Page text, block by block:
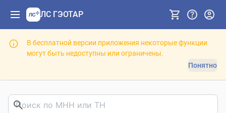
ЛС ГЭОТАР
В бесплатной версии приложения некоторые функции
могут быть недоступны или ограничены.
Понятно
Риски фармакотерапии.